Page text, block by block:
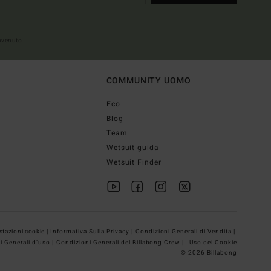
COMMUNITY UOMO
Eco
Blog
Team
Wetsuit guida
Wetsuit Finder
cookie | Informativa Sulla Privacy | Condizioni Generali di Vendita |
Generali d’uso | Condizioni Generali del Billabong Crew |
Uso dei Cookie
© 2026 Billabong